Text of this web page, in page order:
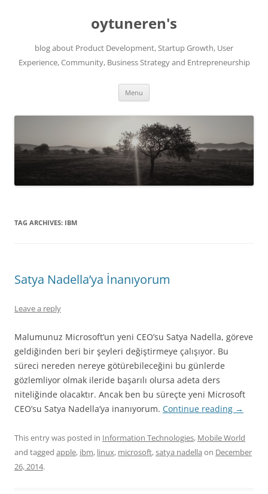
oytuneren's
blog about Product Development, Startup Growth, User
Experience, Community, Business Strategy and Entrepreneurship
Menu
TAG ARCHIVES: IBM
Satya Nadella’ya İnanıyorum
Leave a reply
Malumunuz Microsoft’un yeni CEO’su Satya Nadella, göreve
geldiğinden beri bir şeyleri değiştirmeye çalışıyor. Bu
süreci nereden nereye götürebileceğini bu günlerde
gözlemliyor olmak ileride başarılı olursa adeta ders
niteliğinde olacaktır. Ancak ben bu süreçte yeni Microsoft
CEO’su Satya Nadella’ya inanıyorum. Continue reading →
This entry was posted in Information Technologies, Mobile World
and tagged apple, ibm, linux, microsoft,satya nadella on December
26, 2014.